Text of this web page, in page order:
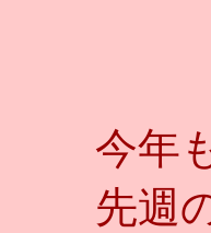
今年
先週